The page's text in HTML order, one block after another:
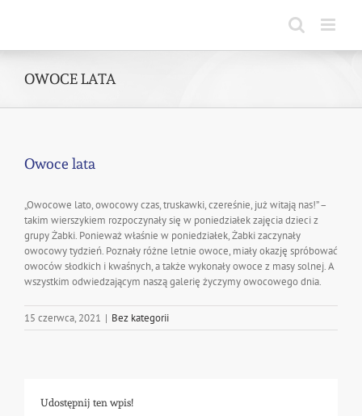
OWOCE LATA
Owoce lata
„Owocowe lato, owocowy czas, truskawki, czereśnie, już witają nas!” –
takim wierszykiem rozpoczynały się w poniedziałek zajęcia dzieci z
grupy Żabki. Ponieważ właśnie w poniedziałek, Żabki zaczynały
owocowy tydzień. Poznały różne letnie owoce, miały okazję spróbować
owoców słodkich i kwaśnych, a także wykonały owoce z masy solnej. A
wszystkim odwiedzającym naszą galerię życzymy owocowego dnia.
15 czerwca, 2021 | Bez kategorii
Udostępnij ten wpis!